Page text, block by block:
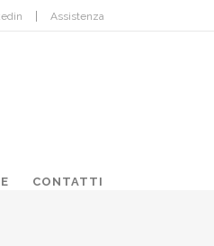
Assistenza
CONTATTI